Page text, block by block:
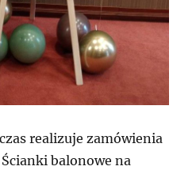
realizuje zamówienia
balonowe na